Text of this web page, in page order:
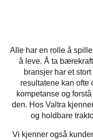
Alle har en rolle å
å leve. Å ta
bransjer har et
resultatene kan ofte
kompetanse og
den. Hos Valtra
og holdbare
Vi kjenner også